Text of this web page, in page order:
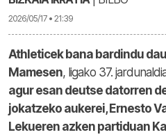
2026/05/17 • 21:39
Athleticek bana bardindu
Mamesen, ligako 37.
agur esan deutse datorren
jokatzeko aukerei, Ernesto
Lekueren azken partiduan